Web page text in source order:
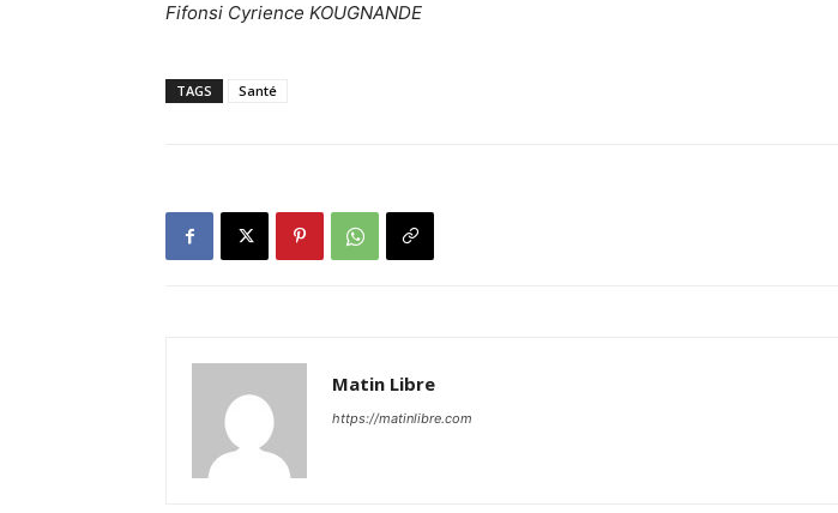
Fifonsi Cyrience KOUGNANDE
TAGS Santé
Matin Libre
https://matinlibre.com